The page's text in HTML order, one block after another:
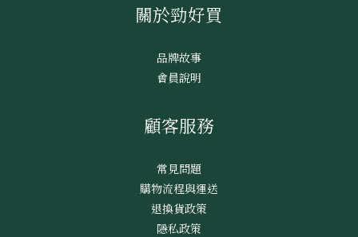
關於勁好買
品牌故事
會員說明
顧客服務
常見問題
購物流程與運送
退換貨政策
隱私政策